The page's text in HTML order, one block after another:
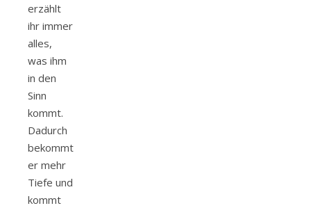
erzählt
ihr immer
alles,
was ihm
in den
Sinn
kommt.
Dadurch
bekommt
er mehr
Tiefe und
kommt